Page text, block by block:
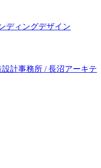
ディングデザイン
計事務所 / 長沼アーキテ